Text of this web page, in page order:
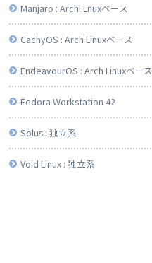
Manjaro : Archl Lnuxベース
CachyOS : Arch Linuxベース
EndeavourOS : Arch Linuxベース
Fedora Workstation 42
Solus : 独立系
Void Linux : 独立系